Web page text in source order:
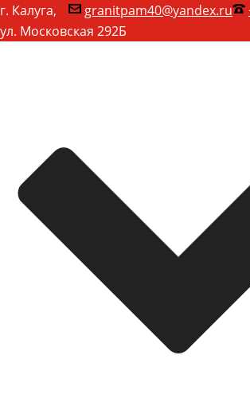
granitpam40@yandex.ru
г. Калуга,
ул. Московская 292Б